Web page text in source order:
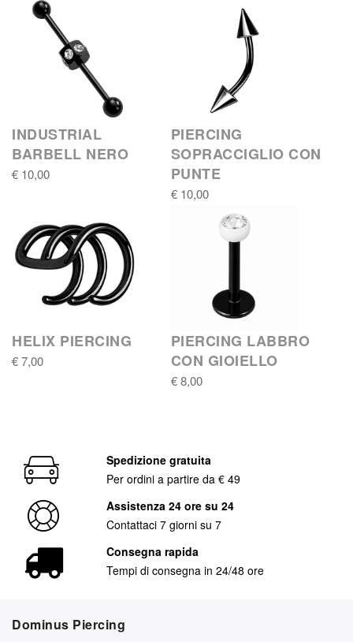
INDUSTRIAL
BARBELL NERO
€ 10,00
PIERCING
SOPRACCIGLIO CON
PUNTE
€ 10,00
HELIX PIERCING
€ 7,00
PIERCING LABBRO
CON GIOIELLO
€ 8,00
Spedizione gratuita
Per ordini a partire da € 49
Assistenza 24 ore su 24
Contattaci 7 giorni su 7
Consegna rapida
Tempi di consegna in 24/48 ore
Dominus Piercing